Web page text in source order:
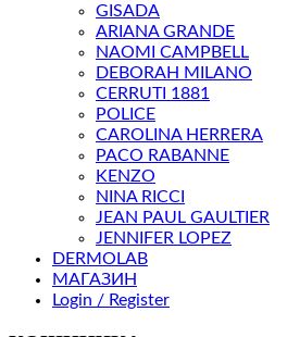
GISADA
ARIANA GRANDE
NAOMI CAMPBELL
DEBORAH MILANO
CERRUTI 1881
POLICE
CAROLINA HERRERA
PACO RABANNE
KENZO
NINA RICCI
JEAN PAUL GAULTIER
JENNIFER LOPEZ
DERMOLAB
МАГАЗИН
Login / Register